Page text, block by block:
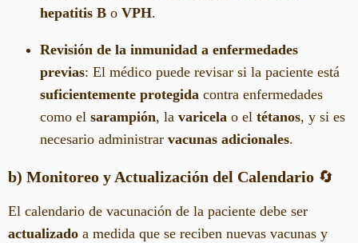
hepatitis B o VPH.
Revisión de la inmunidad a enfermedades
previas: El médico puede revisar si la paciente está
suficientemente protegida contra enfermedades
como el sarampión, la varicela o el tétanos, y si es
necesario administrar vacunas adicionales.
b) Monitoreo y Actualización del Calendario 🔄
El calendario de vacunación de la paciente debe ser
actualizado a medida que se reciben nuevas vacunas y